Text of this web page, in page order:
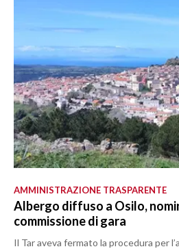
AMMINISTRAZIONE TRASPARENTE
Albergo diffuso a Osilo,
commissione di gara
Il Tar aveva fermato la procedura per